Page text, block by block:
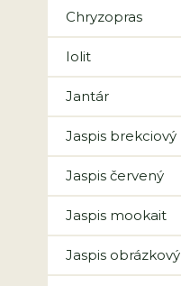
Chryzopras
Iolit
Jantár
Jaspis brekciový
Jaspis červený
Jaspis mookait
Jaspis obrázkový